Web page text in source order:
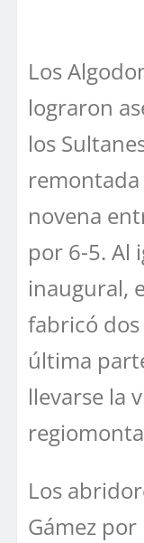
Los
lograron
los
novena
por 6-5. Al
inaugural,
fabricó
última
llevarse la
Los
Gámez